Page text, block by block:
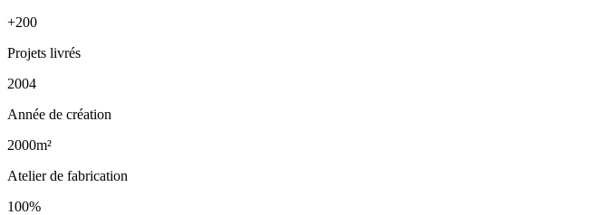
+200
Projets livrés
2004
Année de création
2000m²
Atelier de fabrication
100%